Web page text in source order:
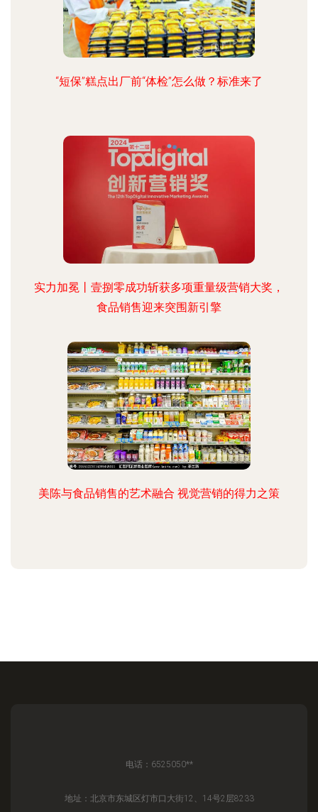
“短保”糕点出厂前“体检”怎么做？标准来了
实力加冕丨壹捌零成功斩获多项重量级营销大奖，
食品销售迎来突围新引擎
美陈与食品销售的艺术融合 视觉营销的得力之策
电话：6525050**
地址：北京市东城区灯市口大街12、14号2层8233